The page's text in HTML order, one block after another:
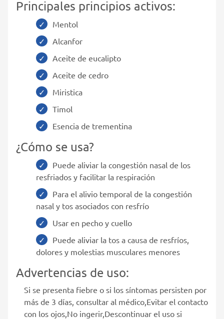
Principales principios activos:
Mentol
Alcanfor
Aceite de eucalipto
Aceite de cedro
Miristica
Timol
Esencia de trementina
¿Cómo se usa?
Puede aliviar la congestión nasal de los
resfriados y facilitar la respiración
Para el alivio temporal de la congestión
nasal y tos asociados con resfrío
Usar en pecho y cuello
Puede aliviar la tos a causa de resfríos,
dolores y molestias musculares menores
Advertencias de uso:
Si se presenta fiebre o si los síntomas persisten por
más de 3 días, consultar al médico,Evitar el contacto
con los ojos,No ingerir,Descontinuar el uso si